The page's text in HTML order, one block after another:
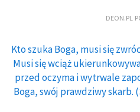
DEON.PL
Kto szuka Boga, musi się
Musi się wciąż
przed oczyma i wytrwale
Boga, swój prawdziwy skarb.